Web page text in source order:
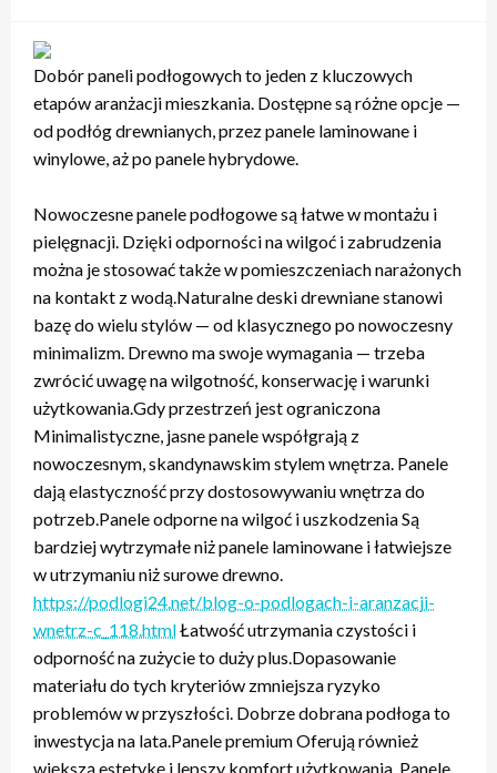
Dobór paneli podłogowych to jeden z kluczowych
etapów aranżacji mieszkania. Dostępne są różne opcje —
od podłóg drewnianych, przez panele laminowane i
winylowe, aż po panele hybrydowe.
Nowoczesne panele podłogowe są łatwe w montażu i
pielęgnacji. Dzięki odporności na wilgoć i zabrudzenia
można je stosować także w pomieszczeniach narażonych
na kontakt z wodą.Naturalne deski drewniane stanowi
bazę do wielu stylów — od klasycznego po nowoczesny
minimalizm. Drewno ma swoje wymagania — trzeba
zwrócić uwagę na wilgotność, konserwację i warunki
użytkowania.Gdy przestrzeń jest ograniczona
Minimalistyczne, jasne panele współgrają z
nowoczesnym, skandynawskim stylem wnętrza. Panele
dają elastyczność przy dostosowywaniu wnętrza do
potrzeb.Panele odporne na wilgoć i uszkodzenia Są
bardziej wytrzymałe niż panele laminowane i łatwiejsze
w utrzymaniu niż surowe drewno.
https://podlogi24.net/blog-o-podlogach-i-aranzacji-
wnetrz-c_118.htmlŁatwość utrzymania czystości i
odporność na zużycie to duży plus.Dopasowanie
materiału do tych kryteriów zmniejsza ryzyko
problemów w przyszłości. Dobrze dobrana podłoga to
inwestycja na lata.Panele premium Oferują również
większą estetykę i lepszy komfort użytkowania. Panele